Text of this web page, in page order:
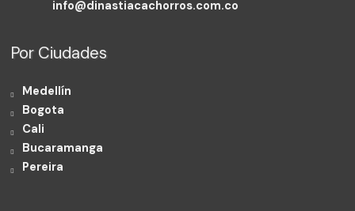
info@dinastiacachorros.com.co
Por Ciudades
Medellín
Bogota
Cali
Bucaramanga
Pereira